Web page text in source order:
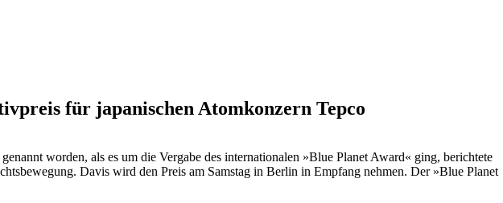
für japanischen Atomkonzern Tepco
worden, als es um die Vergabe des internationalen »Blue Planet Award« ging, berichtete
Davis wird den Preis am Samstag in Berlin in Empfang nehmen. Der »Blue Planet